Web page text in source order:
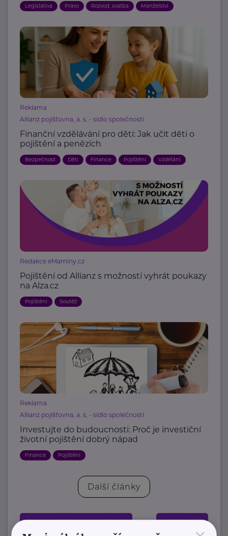
Legislativa Právo Rozvod, svatba Manželství
Reklama
Allianz pojišťovna, a. s. - sídlo společnosti
Finanční vzdělávání pro děti: Jak učit děti o
pojištění a penězích
Bezpečnost Děti Finance Pojištění Vzdělání
Redakce eMaminy.cz
Pojištění od Allianz s možností vyhrát poukazy
na Alza.cz
Pojištění Soutěž
Reklama
Allianz pojišťovna, a. s. - sídlo společnosti
Investujte do budoucnosti: Proč je investiční
životní pojištění dobrý nápad
Finance Pojištění
Další články
Zobrazit přehled společností Změnit kraj